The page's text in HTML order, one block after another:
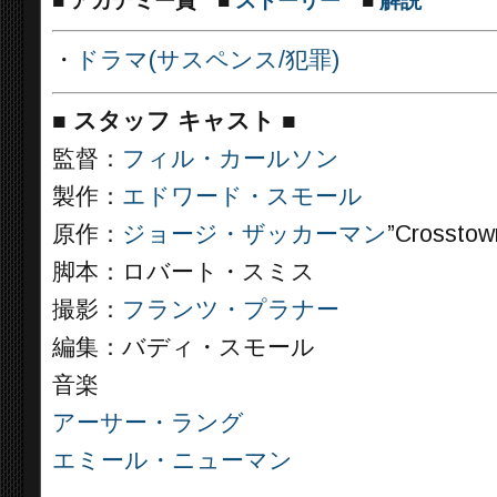
・ ドラマ(サスペンス/犯罪)
■ スタッフ キャスト ■
監督： フィル・カールソン
製作： エドワード・スモール
原作： ジョージ・ザッカーマン
脚本：ロバート・スミス
撮影： フランツ・プラナー
編集：バディ・スモール
音楽
アーサー・ラング
エミール・ニューマン